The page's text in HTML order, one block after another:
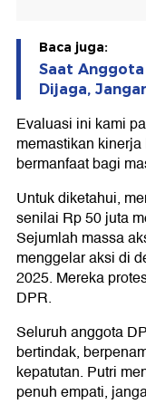
Baca juga:
Saat
Dijaga,
Evaluasi ini kami
memastikan
bermanfaat bagi
Untuk diketahui,
senilai Rp 50 juta
Sejumlah massa
menggelar aksi di
2025. Mereka
DPR.
Seluruh anggota
bertindak,
kepatutan. Putri
penuh empati,